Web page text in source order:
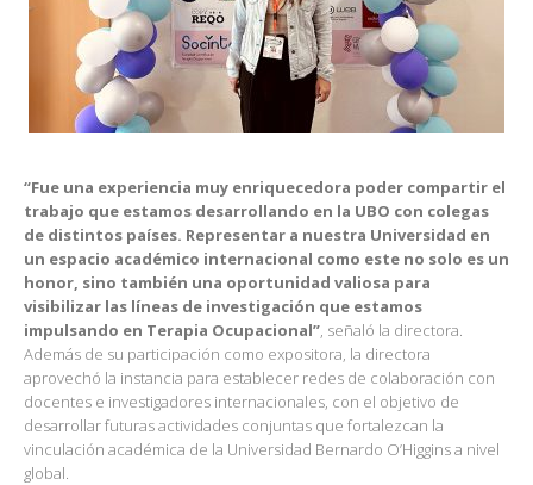
“Fue una experiencia muy enriquecedora poder compartir el
trabajo que estamos desarrollando en la UBO con colegas
de distintos países. Representar a nuestra Universidad en
un espacio académico internacional como este no solo es un
honor, sino también una oportunidad valiosa para
visibilizar las líneas de investigación que estamos
impulsando en Terapia Ocupacional”, señaló la directora.
Además de su participación como expositora, la directora
aprovechó la instancia para establecer redes de colaboración con
docentes e investigadores internacionales, con el objetivo de
desarrollar futuras actividades conjuntas que fortalezcan la
vinculación académica de la Universidad Bernardo O’Higgins a nivel
global.